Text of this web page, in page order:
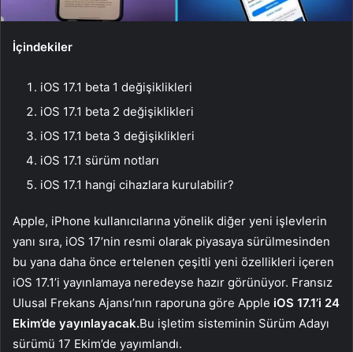
İçindekiler
iOS 17.1 beta 1 değişiklikleri
iOS 17.1 beta 2 değişiklikleri
iOS 17.1 beta 3 değişiklikleri
iOS 17.1 sürüm notları
iOS 17.1 hangi cihazlara kurulabilir?
Apple, iPhone kullanıcılarına yönelik diğer yeni işlevlerin
yanı sıra, iOS 17’nin resmi olarak piyasaya sürülmesinden
bu yana daha önce ertelenen çeşitli yeni özellikleri içeren
iOS 17.1’i yayınlamaya neredeyse hazır görünüyor. Fransız
Ulusal Frekans Ajansı’nın raporuna göre Apple iOS 17.1’i 24
Ekim’de yayınlayacak.Bu işletim sisteminin Sürüm Adayı
sürümü 17 Ekim’de yayımlandı.